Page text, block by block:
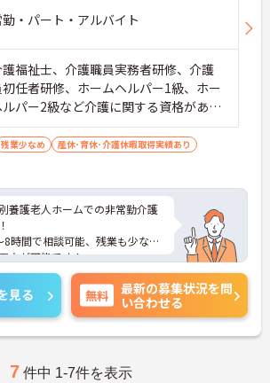
・パート・アルバイト
福祉士、介護職員実務者研修、介護
任者研修、ホームヘルパー1級、ホー
ルパー2級など介護に関する資格があれ
可 ※未経験相談可能
残業少なめ
産休･育休･介護休暇取得実績あり
養護老人ホームでの非常勤介護
時間で相談可能、残業も少なく
立が可能です！
員の方が親切丁寧に業務を教え
てお仕事を始められる環境が整
面接のポイントなど、さらに詳
でお気軽にご相談ください。
見る 無料
最新の募集状況を問
い合わせる
7 件中 1-7件を表示